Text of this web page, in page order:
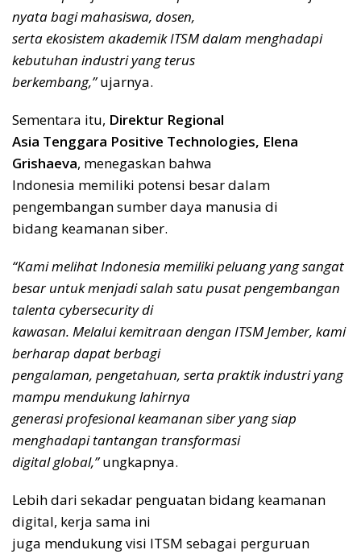
nyata bagi mahasiswa, dosen,
serta ekosistem akademik ITSM dalam menghadapi
kebutuhan industri yang terus
berkembang,”ujarnya.
Sementara itu, Direktur Regional
Asia Tenggara Positive Technologies, Elena
Grishaeva, menegaskan bahwa
Indonesia memiliki potensi besar dalam
pengembangan sumber daya manusia di
bidang keamanan siber.
“Kami melihat Indonesia memiliki peluang yang sangat
besar untuk menjadi salah satu pusat pengembangan
talenta cybersecurity di
kawasan. Melalui kemitraan dengan ITSM Jember, kami
berharap dapat berbagi
pengalaman, pengetahuan, serta praktik industri yang
mampu mendukung lahirnya
generasi profesional keamanan siber yang siap
menghadapi tantangan transformasi
digital global,”ungkapnya.
Lebih dari sekadar penguatan bidang keamanan
digital, kerja sama ini
juga mendukung visi ITSM sebagai perguruan